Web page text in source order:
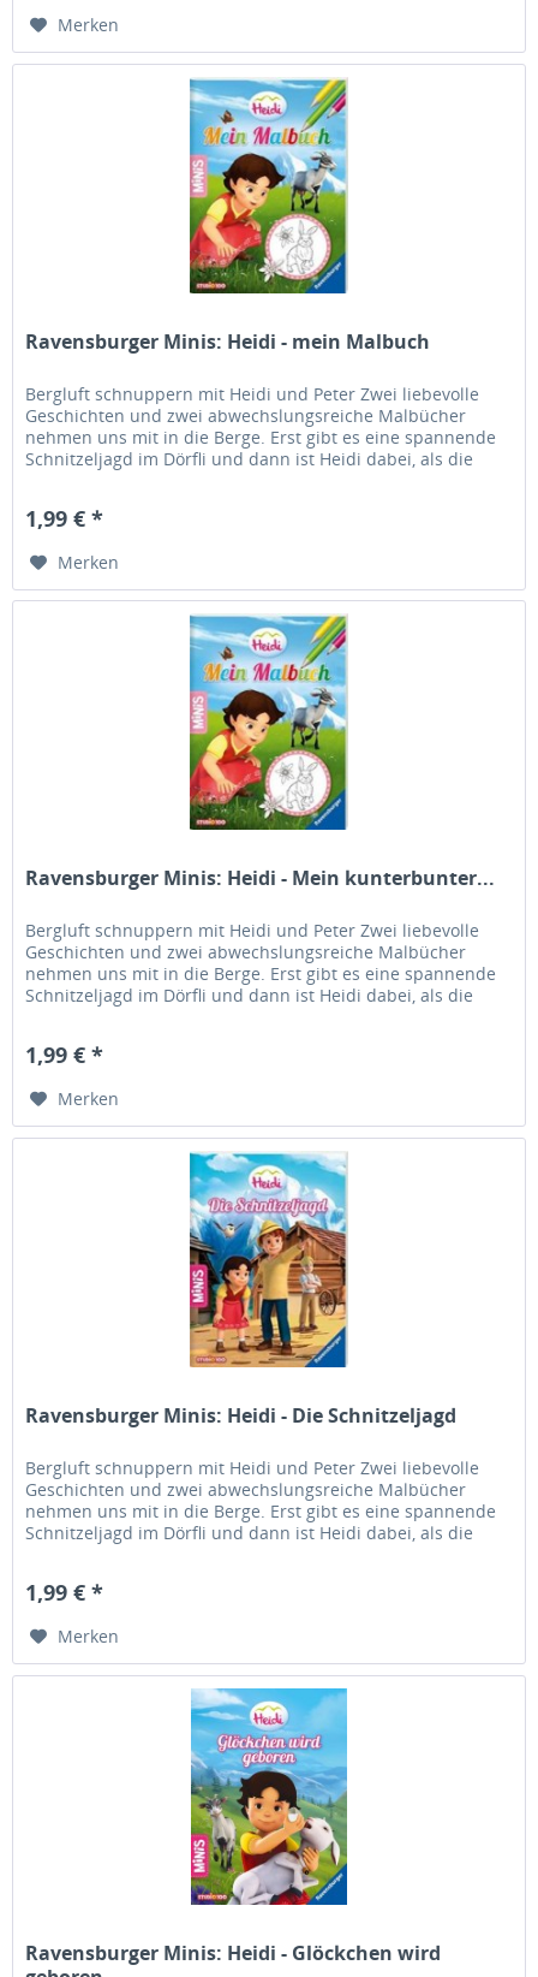
Merken
Ravensburger Minis: Heidi - mein Malbuch
Bergluft schnuppern mit Heidi und Peter Zwei liebevolle
Geschichten und zwei abwechslungsreiche Malbücher
nehmen uns mit in die Berge. Erst gibt es eine spannende
Schnitzeljagd im Dörfli und dann ist Heidi dabei, als die
1,99 € *
Merken
Ravensburger Minis: Heidi - Mein kunterbunter...
Bergluft schnuppern mit Heidi und Peter Zwei liebevolle
Geschichten und zwei abwechslungsreiche Malbücher
nehmen uns mit in die Berge. Erst gibt es eine spannende
Schnitzeljagd im Dörfli und dann ist Heidi dabei, als die
1,99 € *
Merken
Ravensburger Minis: Heidi - Die Schnitzeljagd
Bergluft schnuppern mit Heidi und Peter Zwei liebevolle
Geschichten und zwei abwechslungsreiche Malbücher
nehmen uns mit in die Berge. Erst gibt es eine spannende
Schnitzeljagd im Dörfli und dann ist Heidi dabei, als die
1,99 € *
Merken
Ravensburger Minis: Heidi - Glöckchen wird